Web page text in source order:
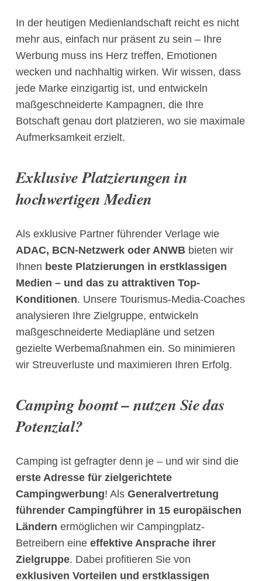
In der heutigen Medienlandschaft reicht es nicht
mehr aus, einfach nur präsent zu sein – Ihre
Werbung muss ins Herz treffen, Emotionen
wecken und nachhaltig wirken. Wir wissen, dass
jede Marke einzigartig ist, und entwickeln
maßgeschneiderte Kampagnen, die Ihre
Botschaft genau dort platzieren, wo sie maximale
Aufmerksamkeit erzielt.
Exklusive Platzierungen in
hochwertigen Medien
Als exklusive Partner führender Verlage wie
ADAC, BCN-Netzwerk oder ANWB bieten wir
Ihnen beste Platzierungen in erstklassigen
Medien – und das zu attraktiven Top-
Konditionen. Unsere Tourismus-Media-Coaches
analysieren Ihre Zielgruppe, entwickeln
maßgeschneiderte Mediapläne und setzen
gezielte Werbemaßnahmen ein. So minimieren
wir Streuverluste und maximieren Ihren Erfolg.
Camping boomt – nutzen Sie das
Potenzial?
Camping ist gefragter denn je – und wir sind die
erste Adresse für zielgerichtete
Campingwerbung! Als Generalvertretung
führender Campingführer in 15 europäischen
Ländern ermöglichen wir Campingplatz-
Betreibern eine effektive Ansprache ihrer
Zielgruppe. Dabei profitieren Sie von
exklusiven Vorteilen und erstklassigen